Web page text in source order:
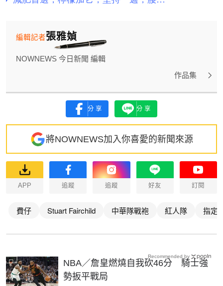
張雅媜
編輯記者
NOWNEWS 今日新聞 編輯
作品集
分享 分享
將NOWNEWS加入你喜愛的新聞來源
APP 追蹤 追蹤 好友 訂閱
費仔 Stuart Fairchild 中華隊戰袍 紅人隊 指定
NBA／詹皇燃燒自我砍46分 騎士強
勢扳平戰局
Recommended by